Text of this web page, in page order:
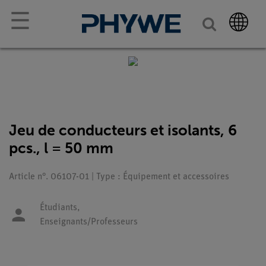
☰
Jeu de conducteurs et isolants, 6
pcs., l = 50 mm
Article n°. 06107-01 | Type : Équipement et accessoires
Étudiants,
Enseignants/Professeurs